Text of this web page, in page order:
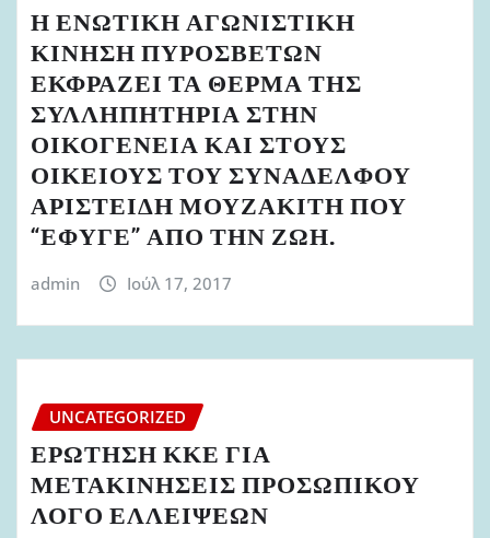
Η ΕΝΩΤΙΚΗ ΑΓΩΝΙΣΤΙΚΗ
ΚΙΝΗΣΗ ΠΥΡΟΣΒΕΤΩΝ
ΕΚΦΡΑΖΕΙ ΤΑ ΘΕΡΜΑ ΤΗΣ
ΣΥΛΛΗΠΗΤΗΡΙΑ ΣΤΗΝ
ΟΙΚΟΓΕΝΕΙΑ ΚΑΙ ΣΤΟΥΣ
ΟΙΚΕΙΟΥΣ ΤΟΥ ΣΥΝΑΔΕΛΦΟΥ
ΑΡΙΣΤΕΙΔΗ ΜΟΥΖΑΚΙΤΗ ΠΟΥ
“ΕΦΥΓΕ” ΑΠΟ ΤΗΝ ΖΩΗ.
admin Ιούλ 17, 2017
UNCATEGORIZED
ΕΡΩΤΗΣΗ ΚΚΕ ΓΙΑ
ΜΕΤΑΚΙΝΗΣΕΙΣ ΠΡΟΣΩΠΙΚΟΥ
ΛΟΓΟ ΕΛΛΕΙΨΕΩΝ